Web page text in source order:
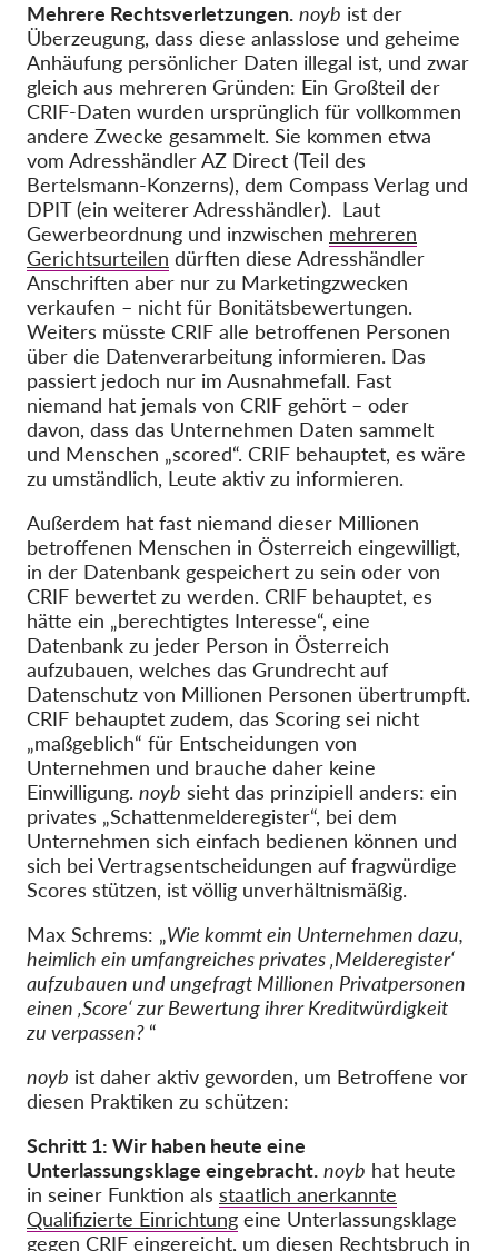
Mehrere Rechtsverletzungen. noyb ist der
Überzeugung, dass diese anlasslose und geheime
Anhäufung persönlicher Daten illegal ist, und zwar
gleich aus mehreren Gründen: Ein Großteil der
CRIF-Daten wurden ursprünglich für vollkommen
andere Zwecke gesammelt. Sie kommen etwa
vom Adresshändler AZ Direct (Teil des
Bertelsmann-Konzerns), dem Compass Verlag und
DPIT (ein weiterer Adresshändler). Laut
Gewerbeordnung und inzwischen mehreren
Gerichtsurteilen dürften diese Adresshändler
Anschriften aber nur zu Marketingzwecken
verkaufen – nicht für Bonitätsbewertungen.
Weiters müsste CRIF alle betroffenen Personen
über die Datenverarbeitung informieren. Das
passiert jedoch nur im Ausnahmefall. Fast
niemand hat jemals von CRIF gehört – oder
davon, dass das Unternehmen Daten sammelt
und Menschen „scored“. CRIF behauptet, es wäre
zu umständlich, Leute aktiv zu informieren.
Außerdem hat fast niemand dieser Millionen
betroffenen Menschen in Österreich eingewilligt,
in der Datenbank gespeichert zu sein oder von
CRIF bewertet zu werden. CRIF behauptet, es
hätte ein „berechtigtes Interesse“, eine
Datenbank zu jeder Person in Österreich
aufzubauen, welches das Grundrecht auf
Datenschutz von Millionen Personen übertrumpft.
CRIF behauptet zudem, das Scoring sei nicht
„maßgeblich“ für Entscheidungen von
Unternehmen und brauche daher keine
Einwilligung. noyb sieht das prinzipiell anders: ein
privates „Schattenmelderegister“, bei dem
Unternehmen sich einfach bedienen können und
sich bei Vertragsentscheidungen auf fragwürdige
Scores stützen, ist völlig unverhältnismäßig.
Max Schrems: „Wie kommt ein Unternehmen dazu,
heimlich ein umfangreiches privates ‚Melderegister‘
aufzubauen und ungefragt Millionen Privatpersonen
einen ‚Score‘ zur Bewertung ihrer Kreditwürdigkeit
zu verpassen? “
noyb ist daher aktiv geworden, um Betroffene vor
diesen Praktiken zu schützen:
Schritt 1: Wir haben heute eine
Unterlassungsklage eingebracht. noyb hat heute
in seiner Funktion als staatlich anerkannte
Qualifizierte Einrichtung eine Unterlassungsklage
gegen CRIF eingereicht, um diesen Rechtsbruch in